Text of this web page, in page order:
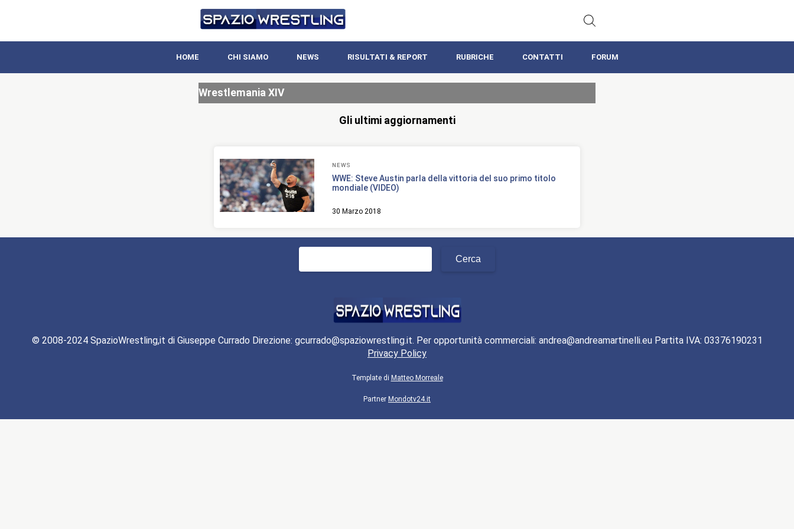
HOME CHI SIAMO NEWS RISULTATI & REPORT RUBRICHE CONTATTI FORUM
Wrestlemania XIV
Gli ultimi aggiornamenti
NEWS
WWE: Steve Austin parla della vittoria del suo primo titolo
mondiale (VIDEO)
30 Marzo 2018
© 2008-2024 SpazioWrestling,it di Giuseppe Currado Direzione: gcurrado@spaziowrestling.it. Per opportunità commerciali: andrea@andreamartinelli.eu Partita IVA: 03376190231
Privacy Policy
Template di Matteo Morreale
Partner Mondotv24.it